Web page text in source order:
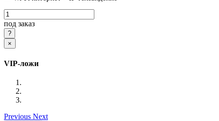
под заказ
×
VIP-ложи
Previous Next